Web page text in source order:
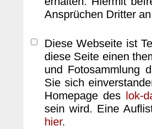
Ansprüchen Dritter
Diese Webseite ist
diese Seite einen
und Fotosammlung
Sie sich
Homepage des lok-
sein wird. Eine
hier.